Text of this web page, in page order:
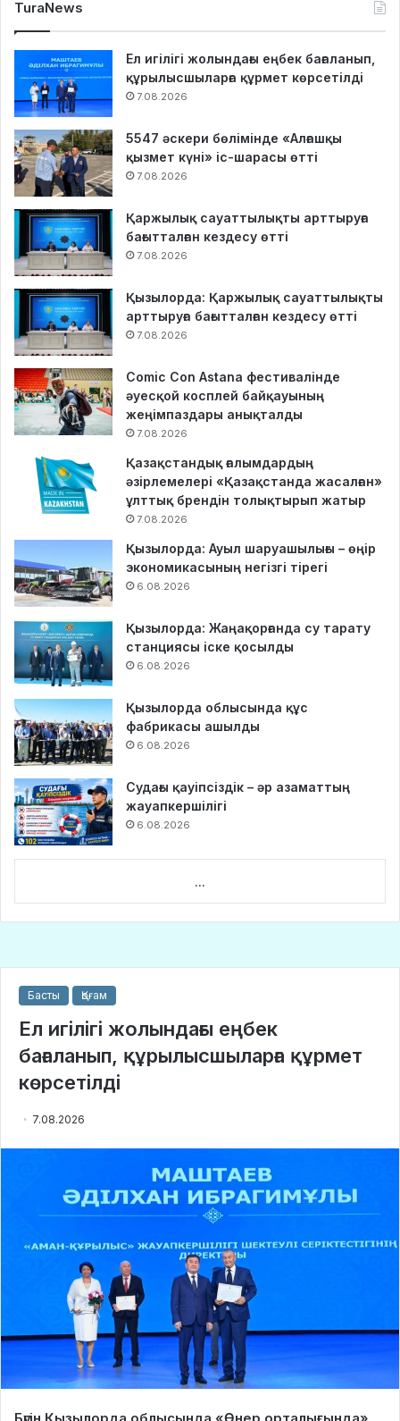
TuraNews
Ел игілігі жолындағы еңбек бағаланып,
құрылысшыларға құрмет көрсетілді
7.08.2026
5547 әскери бөлімінде «Алғашқы
қызмет күні» іс-шарасы өтті
7.08.2026
Қаржылық сауаттылықты арттыруға
бағытталған кездесу өтті
7.08.2026
Қызылорда: Қаржылық сауаттылықты
арттыруға бағытталған кездесу өтті
7.08.2026
Comic Con Astana фестивалінде
әуесқой косплей байқауының
жеңімпаздары анықталды
7.08.2026
Қазақстандық ғалымдардың
әзірлемелері «Қазақстанда жасалған»
ұлттық брендін толықтырып жатыр
7.08.2026
Қызылорда: Ауыл шаруашылығы – өңір
экономикасының негізгі тірегі
6.08.2026
Қызылорда: Жаңақорғанда су тарату
станциясы іске қосылды
6.08.2026
Қызылорда облысында құс
фабрикасы ашылды
6.08.2026
Судағы қауіпсіздік – әр азаматтың
жауапкершілігі
6.08.2026
...